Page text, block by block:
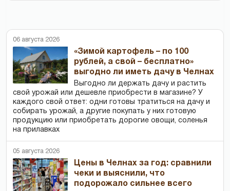
06 августа 2026
«Зимой картофель – по 100
рублей, а свой – бесплатно»
выгодно ли иметь дачу в Челнах
Выгодно ли держать дачу и растить
свой урожай или дешевле приобрести в магазине? У
каждого свой ответ: одни готовы тратиться на дачу и
собирать урожай, а другие покупать у них готовую
продукцию или приобретать дорогие овощи, соленья
на прилавках
05 августа 2026
Цены в Челнах за год: сравнили
чеки и выяснили, что
подорожало сильнее всего